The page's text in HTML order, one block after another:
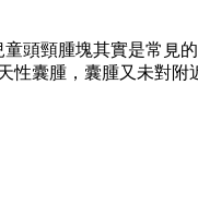
頭頸腫塊其實是常見
囊腫，囊腫又未對附